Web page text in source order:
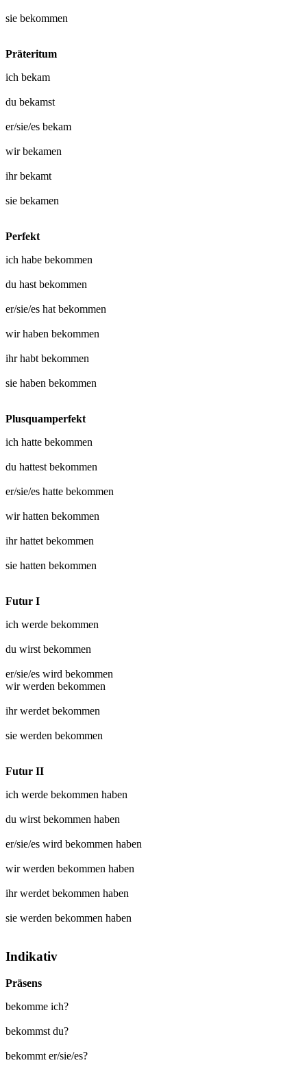
sie bekommen
Präteritum
ich bekam
du bekamst
er/sie/es bekam
wirbekamen
ihrbekamt
sie bekamen
Perfekt
ich habe bekommen
du hast bekommen
er/sie/es hat bekommen
wir haben bekommen
ihr habt bekommen
sie haben bekommen
Plusquamperfekt
ich hatte bekommen
du hattest bekommen
er/sie/es hatte bekommen
wir hatten bekommen
ihr hattet bekommen
sie hatten bekommen
Futur I
ich werde bekommen
du wirst bekommen
er/sie/es wird bekommen
wir werden bekommen
ihr werdet bekommen
sie werden bekommen
Futur II
ich werde bekommen haben
du wirst bekommen haben
er/sie/es wird bekommen haben
wir werden bekommen haben
ihr werdet bekommen haben
sie werden bekommen haben
Indikativ
Präsens
bekomme ich?
bekommst du?
bekommt er/sie/es?